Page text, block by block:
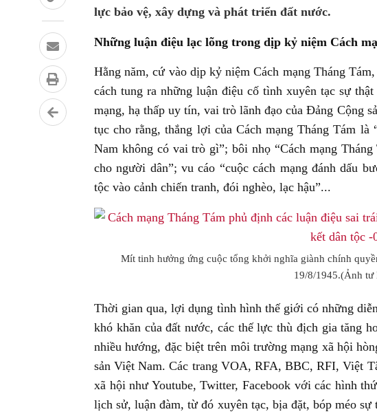
lực bảo vệ, xây dựng và phát triển đất nước.
Những luận điệu lạc lõng trong dịp kỷ niệm Cách
Hằng năm, cứ vào dịp kỷ niệm Cách mạng Tháng
cách tung ra những luận điệu cố tình xuyên tạc sự
mạng, hạ thấp uy tín, vai trò lãnh đạo của Đảng Cộng
tục cho rằng, thắng lợi của Cách mạng Tháng Tám
Nam không có vai trò gì”; bôi nhọ “Cách mạng
cho người dân”; vu cáo “cuộc cách mạng đánh dấu
tộc vào cảnh chiến tranh, đói nghèo, lạc hậu”...
Mít tinh hưởng ứng cuộc tổng khởi nghĩa giành chính
19/8/1945.(Ảnh tư
Thời gian qua, lợi dụng tình hình thế giới có những
khó khăn của đất nước, các thế lực thù địch gia tăng
nhiều hướng, đặc biệt trên môi trường mạng xã hội
sản Việt Nam. Các trang VOA, RFA, BBC, RFI, Việt
xã hội như Youtube, Twitter, Facebook với các hình
lịch sử, luận đàm, từ đó xuyên tạc, bịa đặt, bóp méo